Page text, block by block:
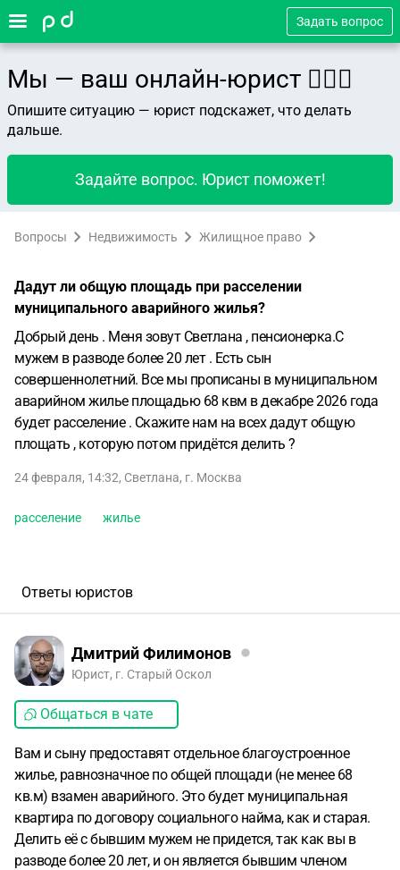
Задать вопрос
Мы — ваш онлайн-юрист 👨🏻‍⚖️
Опишите ситуацию — юрист подскажет, что делать
дальше.
Задайте вопрос. Юрист поможет!
Вопросы Недвижимость Жилищное право
Дадут ли общую площадь при расселении
муниципального аварийного жилья?
Добрый день . Меня зовут Светлана , пенсионерка.С
мужем в разводе более 20 лет . Есть сын
совершеннолетний. Все мы прописаны в муниципальном
аварийном жилье площадью 68 квм в декабре 2026 года
будет расселение . Скажите нам на всех дадут общую
площать , которую потом придётся делить ?
24 февраля, 14:32, Светлана, г. Москва
расселение жилье
Ответы юристов
Дмитрий Филимонов
Юрист, г. Старый Оскол
Общаться в чате
Вам и сыну предоставят отдельное благоустроенное
жилье, равнозначное по общей площади (не менее 68
кв.м) взамен аварийного. Это будет муниципальная
квартира по договору социального найма, как и старая.
Делить её с бывшим мужем не придется, так как вы в
разводе более 20 лет, и он является бывшим членом